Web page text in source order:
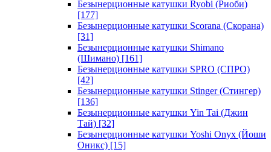
Безынерционные катушки Ryobi (Риоби)
[177]
Безынерционные катушки Scorana (Скорана)
[31]
Безынерционные катушки Shimano
(Шимано) [161]
Безынерционные катушки SPRO (СПРО)
[42]
Безынерционные катушки Stinger (Стингер)
[136]
Безынерционные катушки Yin Tai (Джин
Тай) [32]
Безынерционные катушки Yoshi Onyx (Йоши
Оникс) [15]